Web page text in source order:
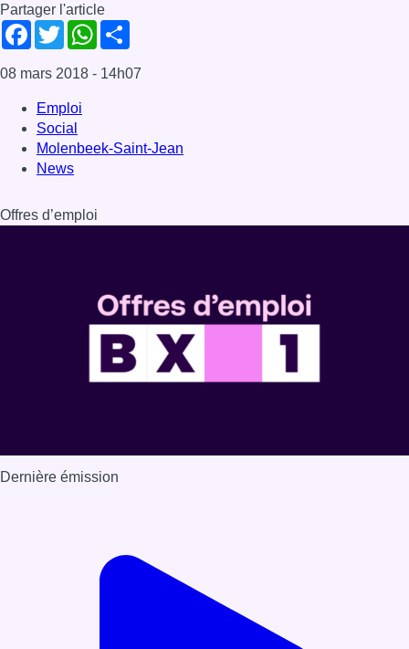
Partager l'article
Facebook
TwitterWhatsApp
08 mars 2018 - 14h07
Emploi
Social
Molenbeek-Saint-Jean
News
Offres d’emploi
Dernière émission